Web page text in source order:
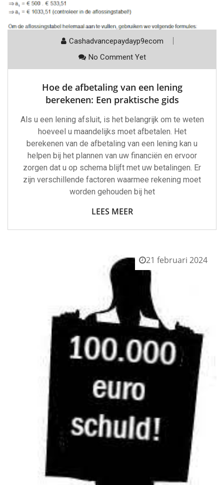
Cashadvancepaydayp9ecom
No Comment Yet
Hoe de afbetaling van een lening
berekenen: Een praktische gids
Als u een lening afsluit, is het belangrijk om te weten
hoeveel u maandelijks moet afbetalen. Het
berekenen van de afbetaling van een lening kan u
helpen bij het plannen van uw financiën en ervoor
zorgen dat u op schema blijft met uw betalingen. Er
zijn verschillende factoren waarmee rekening moet
worden gehouden bij het
LEES MEER
21 februari 2024